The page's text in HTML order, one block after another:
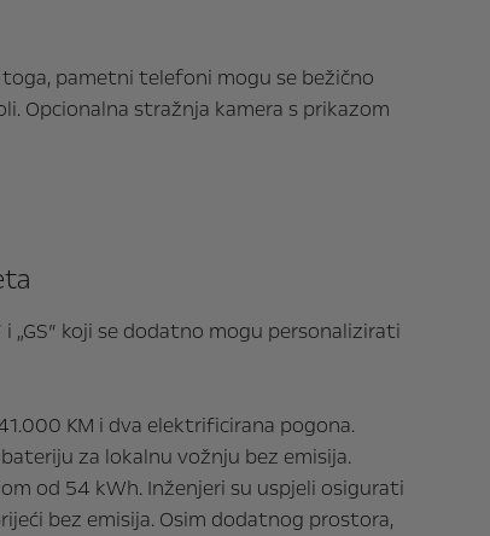
pametni telefoni mogu se bežično
Opcionalna stražnja kamera s prikazom
„GS” koji se dodatno mogu personalizirati
KM i dva elektrificirana pogona.
za lokalnu vožnju bez emisija.
od 54 kWh. Inženjeri su uspjeli osigurati
bez emisija. Osim dodatnog prostora,